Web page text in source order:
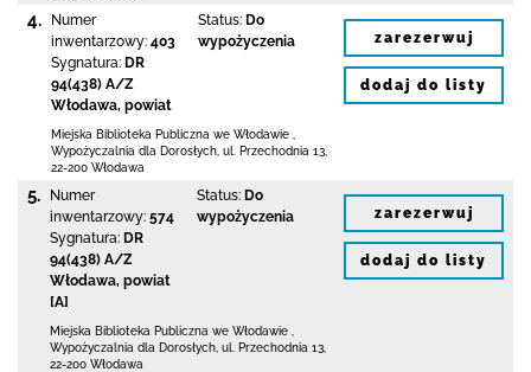
4.
Numer
inwentarzowy: 403
Sygnatura: DR
94(438) A/Z
Włodawa, powiat
Status: Do
wypożyczenia
Miejska Biblioteka Publiczna we Włodawie
Wypożyczalnia dla Dorosłych, ul. Przechodnia 13
22-200 Włodawa
zarezerwuj
dodaj do listy
5.
Numer
inwentarzowy: 574
Sygnatura: DR
94(438) A/Z
Włodawa, powiat
[A]
Status: Do
wypożyczenia
Miejska Biblioteka Publiczna we Włodawie
Wypożyczalnia dla Dorosłych, ul. Przechodnia 13
22-200 Włodawa
zarezerwuj
dodaj do listy